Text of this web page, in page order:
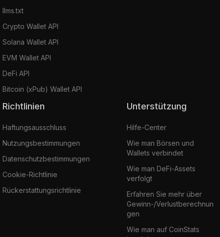
llms.txt
Crypto Wallet API
Solana Wallet API
EVM Wallet API
DeFi API
Bitcoin (xPub) Wallet API
Richtlinien
Haftungsausschluss
Nutzungsbestimmungen
Datenschutzbestimmungen
Cookie-Richtlinie
Rückerstattungsrichtlinie
Unterstützung
Hilfe-Center
Wie man Börsen und
Wallets verbindet
Wie man DeFi-Assets
verfolgt
Erfahren Sie mehr über
Gewinn-/Verlustberechnun
gen
Wie man auf CoinStats